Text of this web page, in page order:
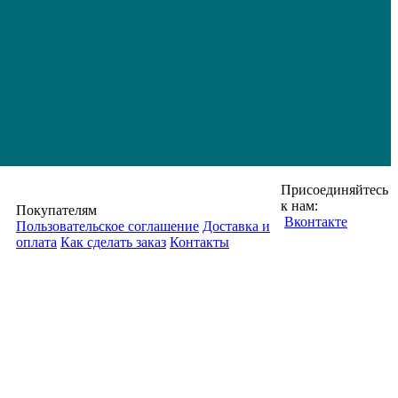
Покупателям
Пользовательское соглашение Доставка и
оплата Как сделать заказ Контакты
Присоединяйтесь
к нам:
Вконтакте